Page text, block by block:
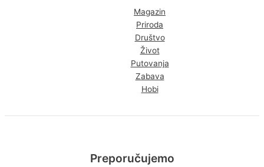
Magazin
Priroda
Društvo
Život
Putovanja
Zabava
Hobi
Preporučujemo